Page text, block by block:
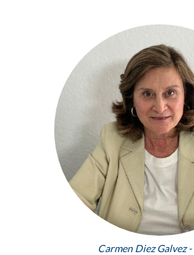
Carmen Diez Galvez -